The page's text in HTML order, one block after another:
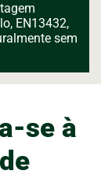
EN13432,
sem
se à